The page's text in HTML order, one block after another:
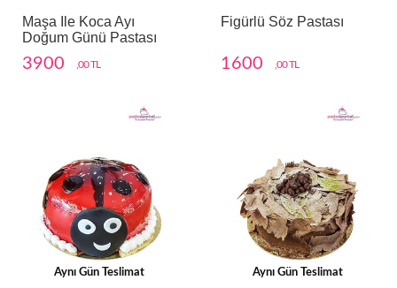
Maşa Ile Koca Ayı
Doğum Günü Pastası
3900 ,00 TL
Figürlü Söz Pastası
1600 ,00 TL
Aynı Gün Teslimat Aynı Gün Teslimat